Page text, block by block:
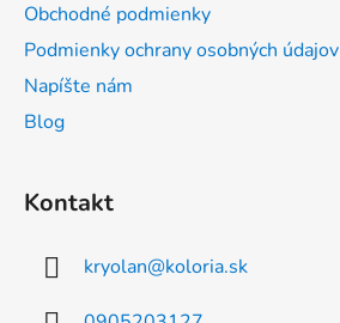
Obchodné podmienky
Podmienky ochrany osobných údajov
Napíšte nám
Blog
Kontakt
kryolan@koloria.sk